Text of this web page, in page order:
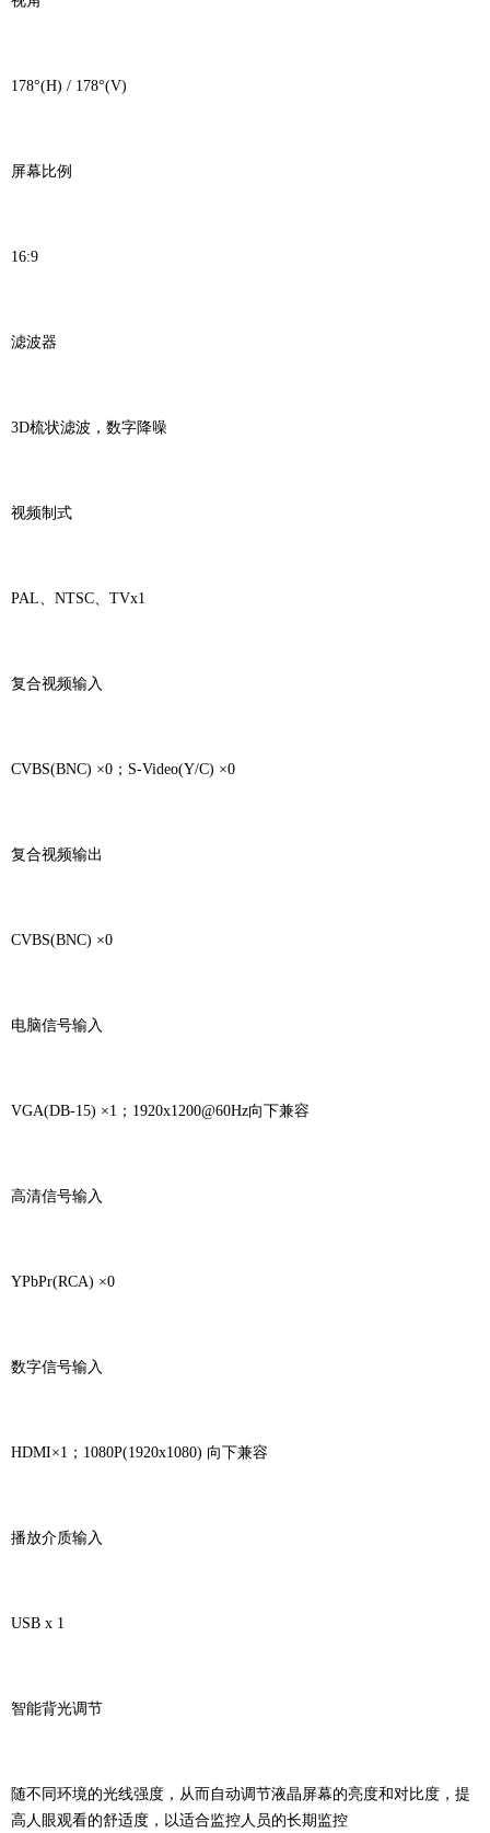
178°(H) / 178°(V)
屏幕比例
16:9
滤波器
3D梳状滤波，数字降噪
视频制式
PAL、NTSC、TVx1
复合视频输入
CVBS(BNC) ×0；S-Video(Y/C) ×0
复合视频输出
CVBS(BNC) ×0
电脑信号输入
VGA(DB-15) ×1；1920x1200@60Hz向下兼容
高清信号输入
YPbPr(RCA) ×0
数字信号输入
HDMI×1；1080P(1920x1080) 向下兼容
播放介质输入
USB x 1
智能背光调节
随不同环境的光线强度，从而自动调节液晶屏幕的亮度和对比度，提
高人眼观看的舒适度，以适合监控人员的长期监控